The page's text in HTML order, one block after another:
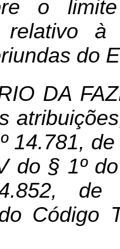
o
relativo
do
DA
14.781,
do § 1º
Código